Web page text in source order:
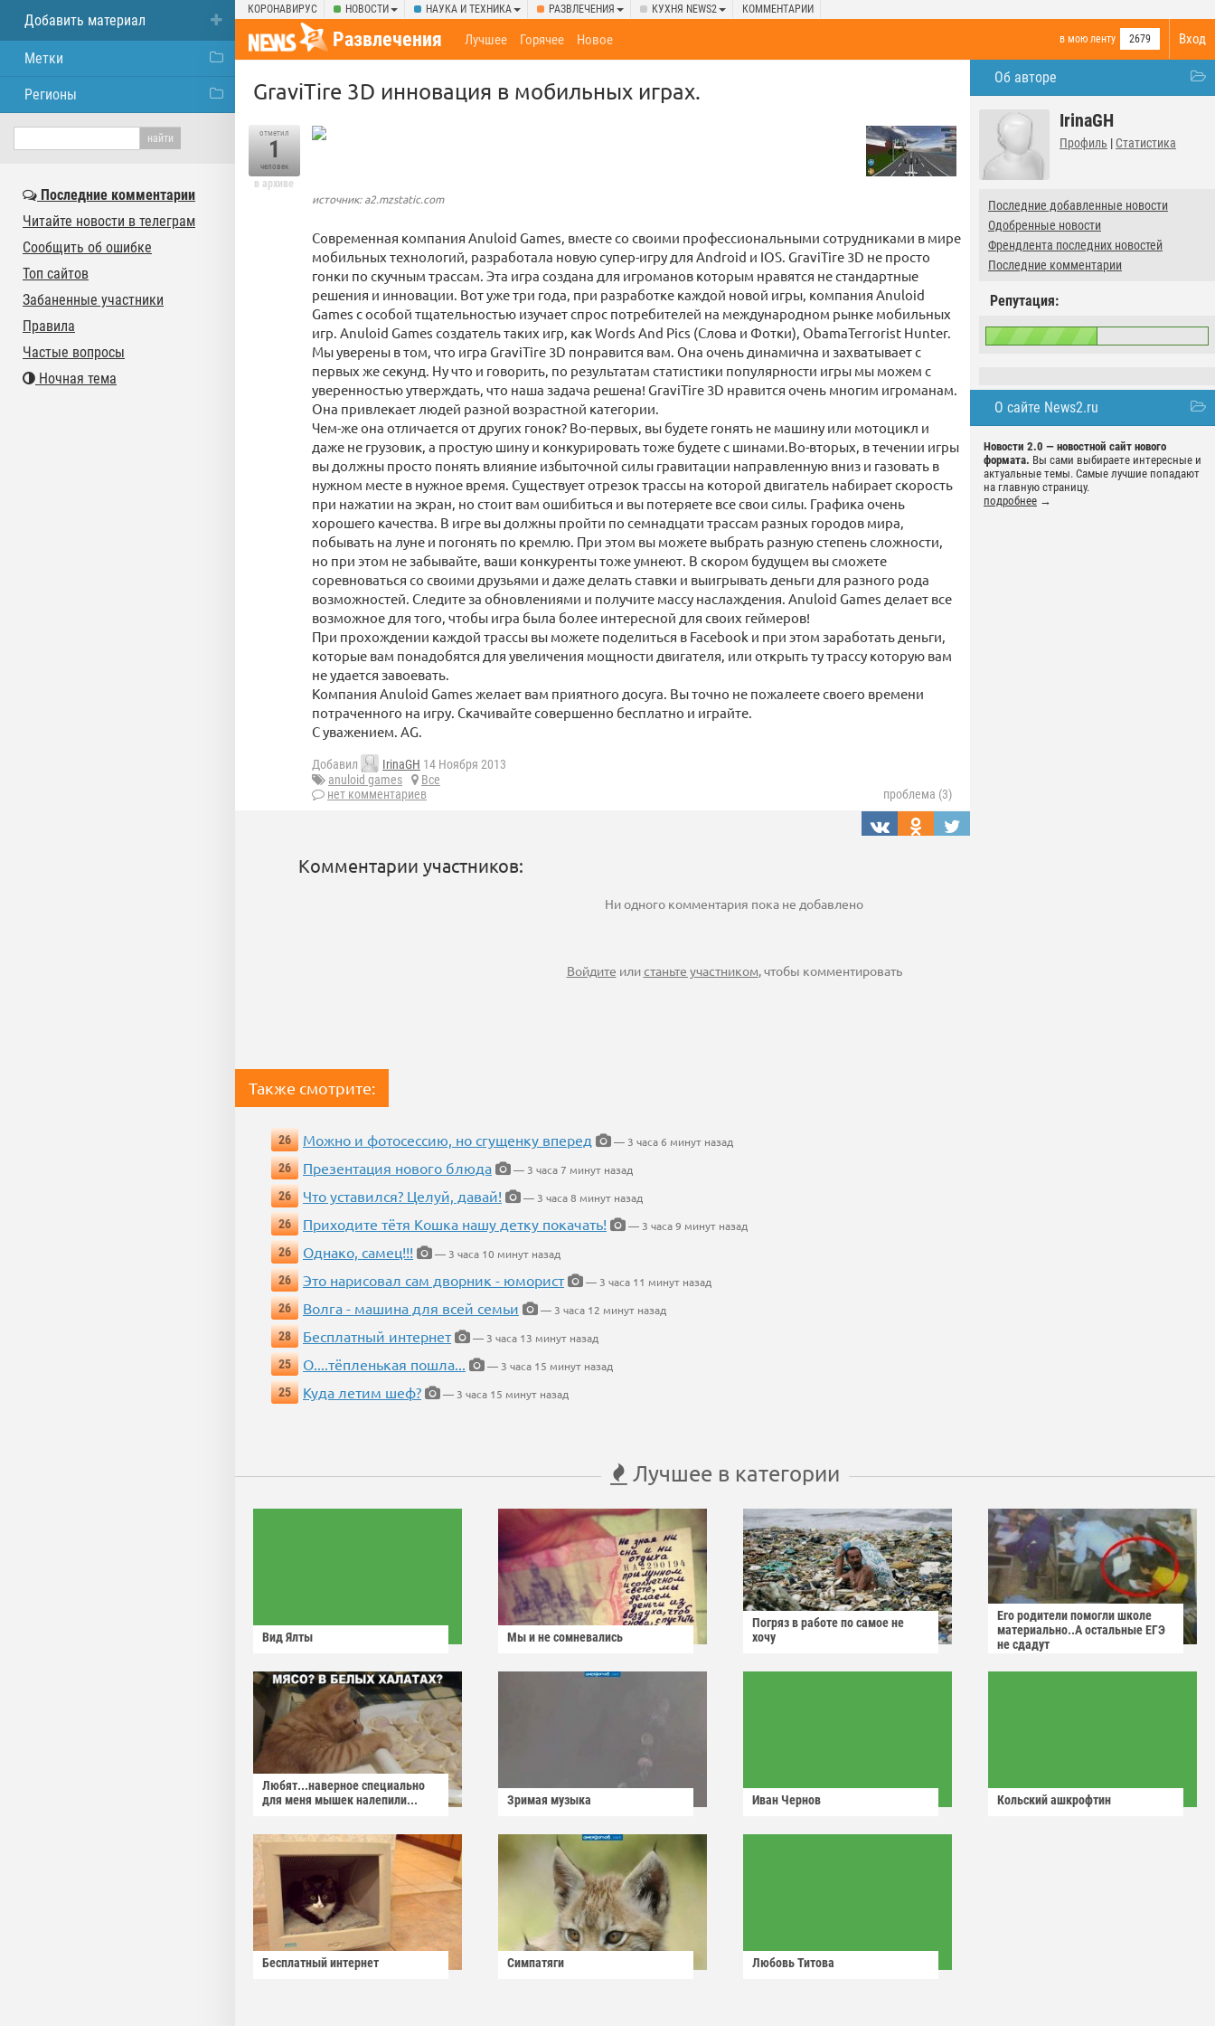
КОРОНАВИРУС НОВОСТИ НАУКА И ТЕХНИКА РАЗВЛЕЧЕНИЯ КУХНЯ NEWS2 КОММЕНТАРИИ
Вход
Развлечения в мою ленту 2679
Лучшее Горячее Новое
Об авторе
IrinaGH
Профиль | Статистика
Последние добавленные новости
Одобренные новости
Френдлента последних новостей
Последние комментарии
Репутация:
О сайте News2.ru
Новости 2.0 — новостной сайт нового
формата. Вы сами выбираете интересные и
актуальные темы. Самые лучшие попадают
на главную страницу.
подробнее →
GraviTire 3D инновация в мобильных играх.
отметил
1
человек
в архиве
источник: a2.mzstatic.com
Современная компания Anuloid Games, вместе со своими профессиональными сотрудниками в мире
мобильных технологий, разработала новую супер-игру для Android и IOS. GraviTire 3D не пpoсто
гонки по скучным трассам. Эта игра создана для игроманов которым нравятся не стандартные
решения и инновации. Вот уже три года, при разработке каждой новой игры, компания Anuloid
Games с особой тщательностью изучает спрос потребителей на международном рынке мобильных
игр. Anuloid Games создатель таких игр, как Words And Pics (Слова и Фотки), ObamaTerrorist Hunter.
Мы уверены в том, что игра GraviTire 3D понравится вам. Она очень динамична и захватывает с
первых же секунд. Ну что и говорить, по результатам статистики популярности игры мы можем с
уверенностью утверждать, что наша задача решена! GraviTire 3D нравится очень многим игроманам.
Она привлекает людей разной возрастной категории.
Чем-же она отличается от других гонок? Во-первых, вы будете гонять не машину или мотоцикл и
даже не грузовик, а простую шину и конкурировать тоже будете с шинами.Во-вторых, в течении игры
вы должны просто понять влияние избыточной силы гравитации направленную вниз и газовать в
нужном месте в нужное время. Существует отрезок трассы на которой двигатель набирает скорость
при нажатии на экран, но стоит вам ошибиться и вы потеряете все свои силы. Графика очень
хорошего качества. В игре вы должны пройти по семнадцати трассам разных городов мира,
побывать на луне и погонять по кремлю. При этом вы можете выбрать разную степень сложности,
но при этом не забывайте, ваши конкуренты тоже умнеют. В скором будущем вы сможете
соревноваться со своими друзьями и даже делать ставки и выигрывать деньги для разного рода
возможностей. Следите за обновлениями и получите массу наслаждения. Anuloid Games делает все
возможное для того, чтобы игра была более интересной для своих геймеров!
При прохождении каждой трассы вы можете поделиться в Facebook и при этом заработать деньги,
которые вам понадобятся для увеличения мощности двигателя, или открыть ту трассу которую вам
не удается завоевать.
Компания Anuloid Games желает вам приятного досуга. Вы точно не пожалеете своего времени
потраченного на игру. Скачивайте совершенно бесплатно и играйте.
С уважением. AG.
Добавил IrinaGH 14 Ноября 2013
anuloid games
Все
нет комментариев
проблема (3)
Комментарии участников:
Ни одного комментария пока не добавлено
Войдите илистаньте участником, чтобы комментировать
Также смотрите:
26 Можно и фотосессию, но сгущенку вперед
— 3 часа 6 минут назад
26
Презентация нового блюда
— 3 часа 7 минут назад
26
Что уставился? Целуй, давай!
— 3 часа 8 минут назад
26
Приходите тётя Кошка нашу детку покачать!
— 3 часа 9 минут назад
26
Однако, самец!!!
— 3 часа 10 минут назад
26
Это нарисовал сам дворник - юморист
— 3 часа 11 минут назад
26
Волга - машина для всей семьи
— 3 часа 12 минут назад
28
Бесплатный интернет
— 3 часа 13 минут назад
25
О....тёпленькая пошла...
— 3 часа 15 минут назад
25
Куда летим шеф? — 3 часа 15 минут назад
Лучшее в категории
Вид Ялты Мы и не сомневались
Погряз в работе по самое не
хочу
Его родители помогли школе
материально..А остальные ЕГЭ
не сдадут
Любят...наверное специально
для меня мышек налепили...
Зримая музыка Иван Чернов Кольский ашкрофтин
Бесплатный интернет Симпатяги Любовь Титова
Добавить материал
Метки
Регионы
Последние комментарии
Читайте новости в телеграм
Сообщить об ошибке
Топ сайтов
Забаненные участники
Правила
Частые вопросы
Ночная тема